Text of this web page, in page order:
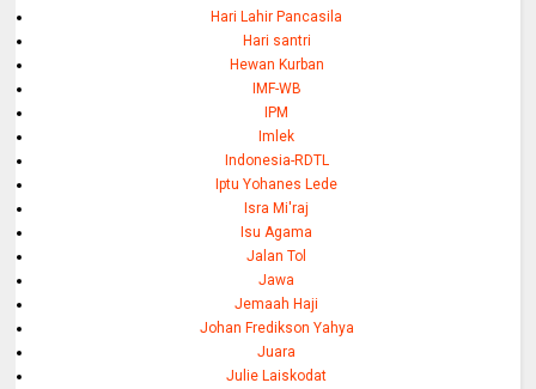
Hari Lahir Pancasila
Hari santri
Hewan Kurban
IMF-WB
IPM
Imlek
Indonesia-RDTL
Iptu Yohanes Lede
Isra Mi'raj
Isu Agama
Jalan Tol
Jawa
Jemaah Haji
Johan Fredikson Yahya
Juara
Julie Laiskodat